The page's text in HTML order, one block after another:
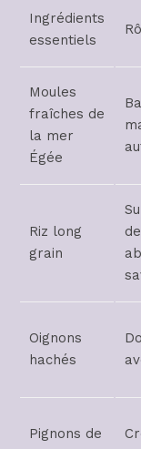
Ingrédients
essentiels
Moules
fraîches de
la mer
Égée
Riz long
grain
Oignons
hachés
Pignons de